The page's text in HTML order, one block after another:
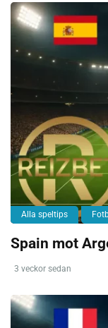
Alla speltips
Spain mot
3 veckor sedan